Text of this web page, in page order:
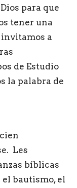
para que
tener una
a
de Estudio
la palabra de
Les
bíblicas
el bautismo, el